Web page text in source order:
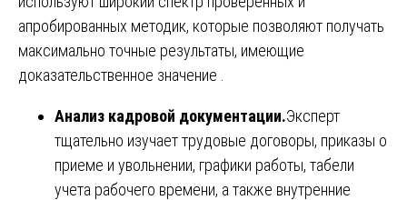
апробированных методик, которые позволяют получать
максимально точные результаты, имеющие
доказательственное значение .
Анализ кадровой документации.Эксперт
тщательно изучает трудовые договоры, приказы о
приеме и увольнении, графики работы, табели
учета рабочего времени, а также внутренние